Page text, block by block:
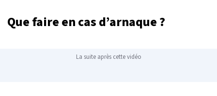
Que faire en cas d’arnaque ?
La suite après cette vidéo